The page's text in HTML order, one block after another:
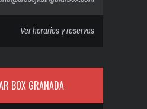
Ver horarios y reservas
BOX GRANADA